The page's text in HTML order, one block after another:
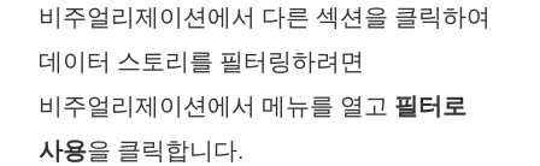
비주얼리제이션에서 다른 섹션을 클릭하여
데이터 스토리를 필터링하려면
비주얼리제이션에서 메뉴를 열고 필터로
사용을 클릭합니다.